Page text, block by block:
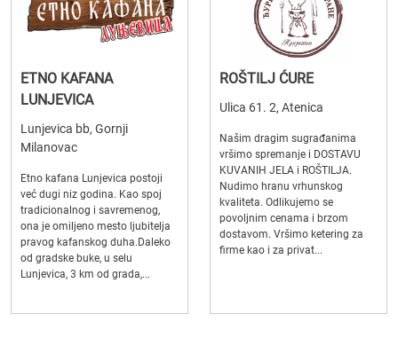
ETNO KAFANA
LUNJEVICA
Lunjevica bb, Gornji
Milanovac
Etno kafana Lunjevica postoji
već dugi niz godina. Kao spoj
tradicionalnog i savremenog,
ona je omiljeno mesto ljubitelja
pravog kafanskog duha.Daleko
od gradske buke, u selu
Lunjevica, 3 km od grada,...
ROŠTILJ ĆURE
Ulica 61. 2, Atenica
Našim dragim sugrađanima
vršimo spremanje i DOSTAVU
KUVANIH JELA i ROŠTILJA.
Nudimo hranu vrhunskog
kvaliteta. Odlikujemo se
povoljnim cenama i brzom
dostavom. Vršimo ketering za
firme kao i za privat...